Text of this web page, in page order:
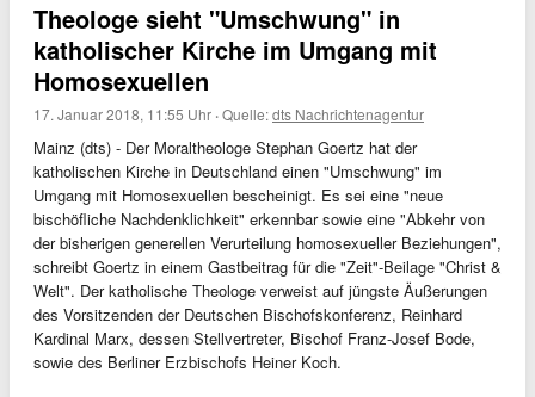
Theologe sieht "Umschwung" in
katholischer Kirche im Umgang mit
Homosexuellen
17. Januar 2018, 11:55 Uhr ·Quelle:dts Nachrichtenagentur
Mainz (dts) - Der Moraltheologe Stephan Goertz hat der
katholischen Kirche in Deutschland einen "Umschwung" im
Umgang mit Homosexuellen bescheinigt. Es sei eine "neue
bischöfliche Nachdenklichkeit" erkennbar sowie eine "Abkehr von
der bisherigen generellen Verurteilung homosexueller Beziehungen",
schreibt Goertz in einem Gastbeitrag für die "Zeit"-Beilage "Christ &
Welt". Der katholische Theologe verweist auf jüngste Äußerungen
des Vorsitzenden der Deutschen Bischofskonferenz, Reinhard
Kardinal Marx, dessen Stellvertreter, Bischof Franz-Josef Bode,
sowie des Berliner Erzbischofs Heiner Koch.